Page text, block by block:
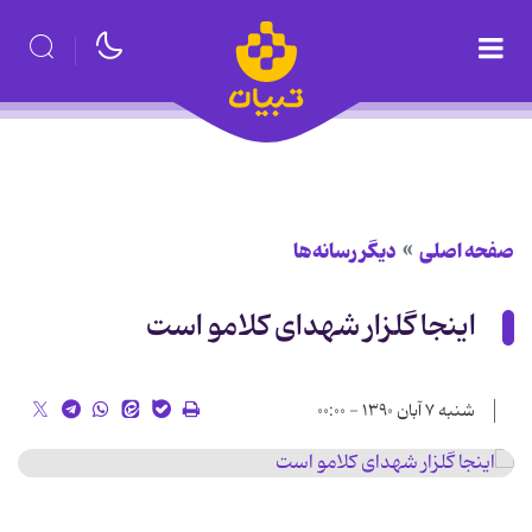
صفحه اصلی دیگر رسانه‌ها
اینجا گلزار شهدای کلامو است
شنبه ۷ آبان ۱۳۹۰ - ۰۰:۰۰